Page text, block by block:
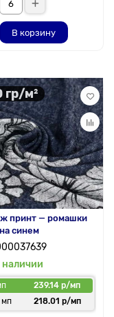
В корзину
гр/м²
принт — ромашки
синем
наличии
239.14 р/мп
мп
218.01 р/мп